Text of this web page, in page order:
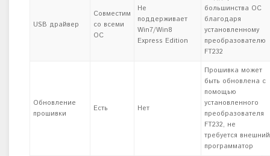
USB драйвер
Совместим
со всеми
ОС
Не
поддерживает
Win7/Win8
Express Edition
большинства ОС
благодаря
установленному
преобразователю
FT232
Обновление
прошивки
Есть Нет
Прошивка может
быть обновлена с
помощью
установленного
преобразователя
FT232, не
требуется внешний
программатор